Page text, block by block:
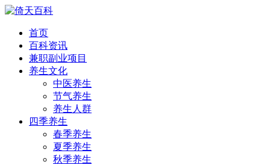
首页
百科资讯
兼职副业项目
养生文化
中医养生
节气养生
养生人群
四季养生
春季养生
夏季养生
秋季养生